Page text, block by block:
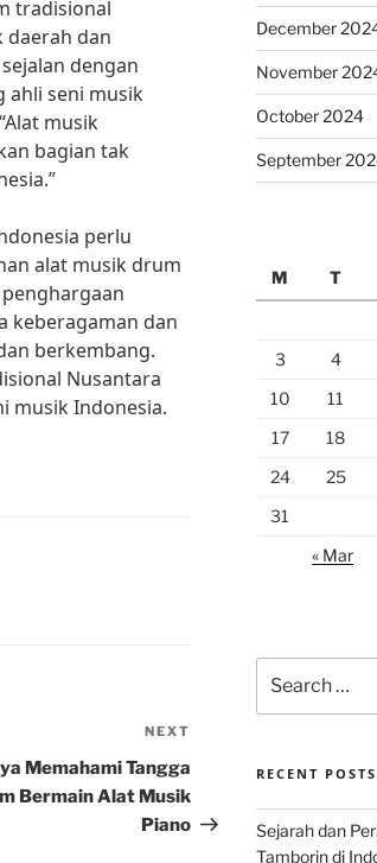
tradisional
daerah dan
dengan
ahli seni musik
musik
bagian tak
perlu
alat musik drum
keberagaman dan
berkembang.
Nusantara
musik Indonesia.
NEXT
Memahami Tangga
Bermain Alat Musik
Piano
December
November
October 2024
September
M
T
3
4
10
11
17
18
24
25
31
« Mar
for:
RECENT POSTS
Sejarah dan
Tamborin di